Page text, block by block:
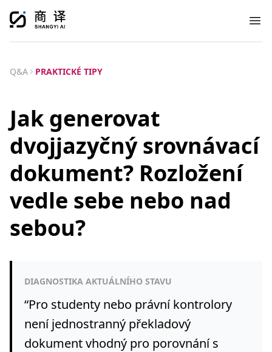
Q&A PRAKTICKÉ TIPY
Jak generovat
dvojjazyčný srovnávací
dokument? Rozložení
vedle sebe nebo nad
sebou?
DIAGNOSTIKA AKTUÁLNÍHO STAVU
“Pro studenty nebo právní kontrolory
není jednostranný překladový
dokument vhodný pro porovnání s